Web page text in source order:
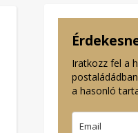
Iratkozz fel a
a hasonló